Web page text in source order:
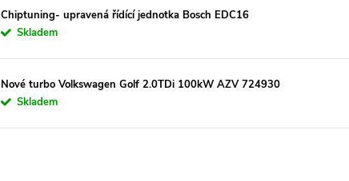
Chiptuning- upravená řídící jednotka Bosch EDC16
Skladem
Nové turbo Volkswagen Golf 2.0TDi 100kW AZV 724930
Skladem